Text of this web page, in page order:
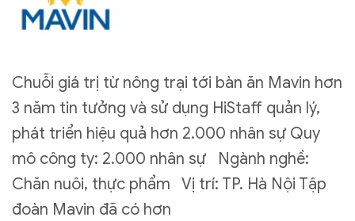
Chuỗi giá trị từ nông trại tới bàn ăn Mavin hơn
3 năm tin tưởng và sử dụng HiStaff quản lý,
phát triển hiệu quả hơn 2.000 nhân sự Quy
mô công ty: 2.000 nhân sự Ngành nghề:
Chăn nuôi, thực phẩm Vị trí: TP. Hà Nội Tập
đoàn Mavin đã có hơn